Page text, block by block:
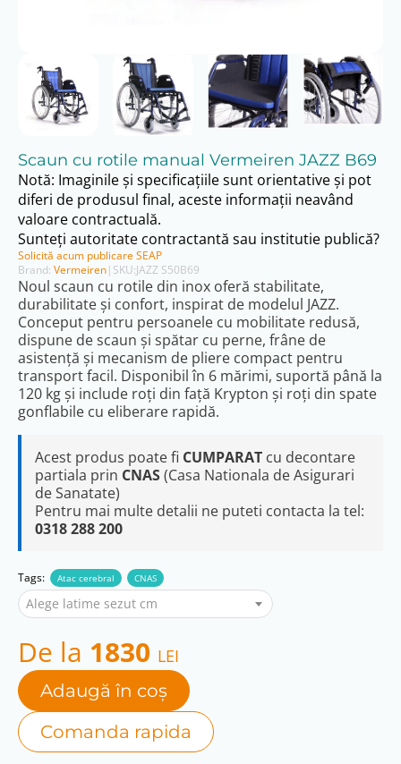
Brand: Vermeiren| SKU:JAZZ S50B69
Scaun cu rotile manual Vermeiren JAZZ B69
Noul scaun cu rotile din inox oferă stabilitate,
durabilitate și confort, inspirat de modelul JAZZ.
Conceput pentru persoanele cu mobilitate redusă,
dispune de scaun și spătar cu perne, frâne de
asistență și mecanism de pliere compact pentru
transport facil. Disponibil în 6 mărimi, suportă până la
120 kg și include roți din față Krypton și roți din spate
gonflabile cu eliberare rapidă.
Acest produs poate fi CUMPARAT cu decontare
partiala prin CNAS(Casa Nationala de Asigurari
de Sanatate)
Pentru mai multe detalii ne puteti contacta la tel:
0318 288 200
Tags: Atac cerebral CNAS
Alege latime sezut cm
De la 1830 LEI
Adaugă în coș
Comanda rapida
Notă: Imaginile și specificațiile sunt orientative și pot
diferi de produsul final, aceste informații neavând
valoare contractuală.
Sunteți autoritate contractantă sau institutie publică?
Solicită acum publicare SEAP